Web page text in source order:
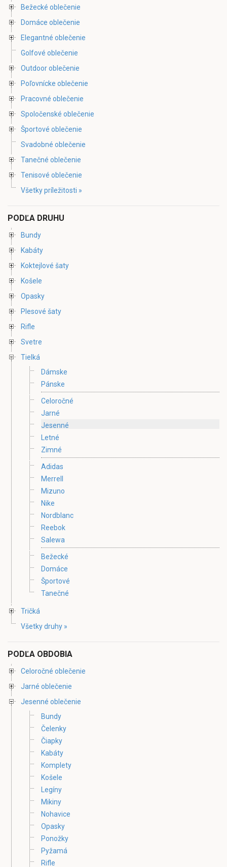
Bežecké oblečenie
Domáce oblečenie
Elegantné oblečenie
Golfové oblečenie
Outdoor oblečenie
Poľovnícke oblečenie
Pracovné oblečenie
Spoločenské oblečenie
Športové oblečenie
Svadobné oblečenie
Tanečné oblečenie
Tenisové oblečenie
Všetky príležitosti »
PODĽA DRUHU
Bundy
Kabáty
Koktejlové šaty
Košele
Opasky
Plesové šaty
Rifle
Svetre
Tielká
Dámske
Pánske
Celoročné
Jarné
Jesenné
Letné
Zimné
Adidas
Merrell
Mizuno
Nike
Nordblanc
Reebok
Salewa
Bežecké
Domáce
Športové
Tanečné
Tričká
Všetky druhy »
PODĽA OBDOBIA
Celoročné oblečenie
Jarné oblečenie
Jesenné oblečenie
Bundy
Čelenky
Čiapky
Kabáty
Komplety
Košele
Legíny
Mikiny
Nohavice
Opasky
Ponožky
Pyžamá
Rifle